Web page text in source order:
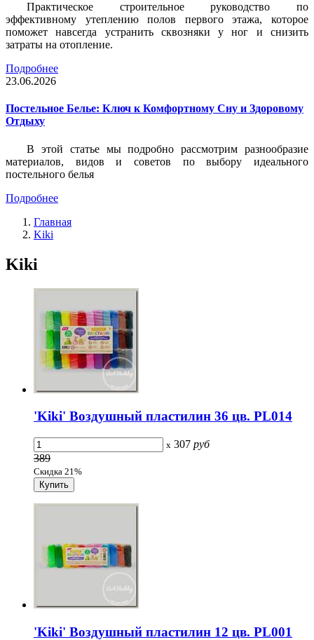
Практическое строительное руководство по
эффективному утеплению полов первого этажа, которое
поможет навсегда устранить сквозняки у ног и снизить
затраты на отопление.
Подробнее
23.06.2026
Постельное Белье: Ключ к Комфортному Сну и Здоровому
Отдыху
В этой статье мы подробно рассмотрим разнообразие
материалов, видов и советов по выбору идеального
постельного белья
Подробнее
Главная
Kiki
Kiki
'Kiki' Воздушный пластилин 36 цв. PL014
x 307 руб
389
Скидка 21%
'Kiki' Воздушный пластилин 12 цв. PL001